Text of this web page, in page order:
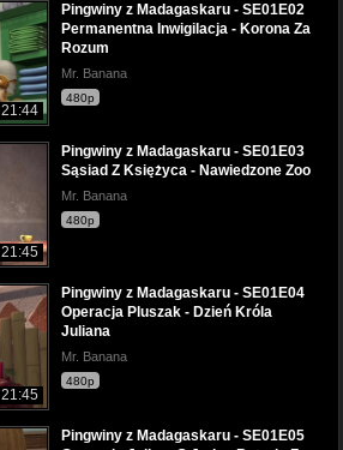
21:44
Pingwiny z Madagaskaru - SE01E02
Permanentna Inwigilacja - Korona Za
Rozum
Mr. Banana
480p
21:45
Pingwiny z Madagaskaru - SE01E03
Sąsiad Z Księżyca - Nawiedzone Zoo
Mr. Banana
480p
21:45
Pingwiny z Madagaskaru - SE01E04
Operacja Pluszak - Dzień Króla
Juliana
Mr. Banana
480p
Pingwiny z Madagaskaru - SE01E05